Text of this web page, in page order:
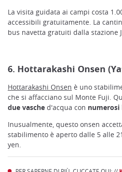
La visita guidata ai campi costa
accessibili gratuitamente. La
bus navetta gratuiti dalla stazione
6. Hottarakashi Onsen
Hottarakashi Onsen è uno
che si affacciano sul Monte Fuji.
due vasche d'acqua con numerosi
Inusualmente, questo onsen
stabilimento è aperto dalle 5 alle
yen.